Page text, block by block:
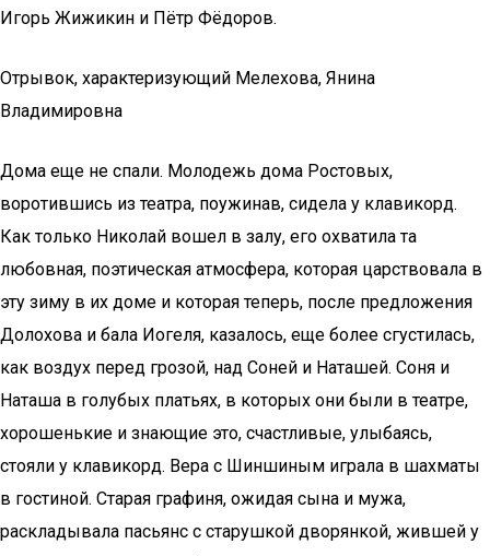
Игорь Жижикин и Пётр Фёдоров.
Отрывок, характеризующий Мелехова, Янина
Владимировна
Дома еще не спали. Молодежь дома Ростовых,
воротившись из театра, поужинав, сидела у клавикорд.
Как только Николай вошел в залу, его охватила та
любовная, поэтическая атмосфера, которая царствовала в
эту зиму в их доме и которая теперь, после предложения
Долохова и бала Иогеля, казалось, еще более сгустилась,
как воздух перед грозой, над Соней и Наташей. Соня и
Наташа в голубых платьях, в которых они были в театре,
хорошенькие и знающие это, счастливые, улыбаясь,
стояли у клавикорд. Вера с Шиншиным играла в шахматы
в гостиной. Старая графиня, ожидая сына и мужа,
раскладывала пасьянс с старушкой дворянкой, жившей у